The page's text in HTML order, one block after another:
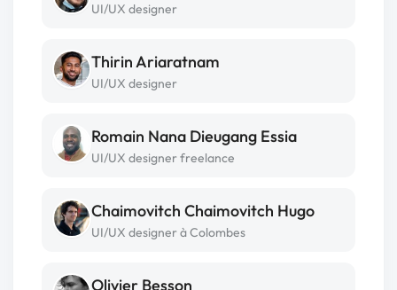
UI/UX designer
Thirin Ariaratnam
UI/UX designer
Romain Nana Dieugang Essia
UI/UX designer freelance
Chaimovitch Chaimovitch Hugo
UI/UX designer à Colombes
Olivier Besson